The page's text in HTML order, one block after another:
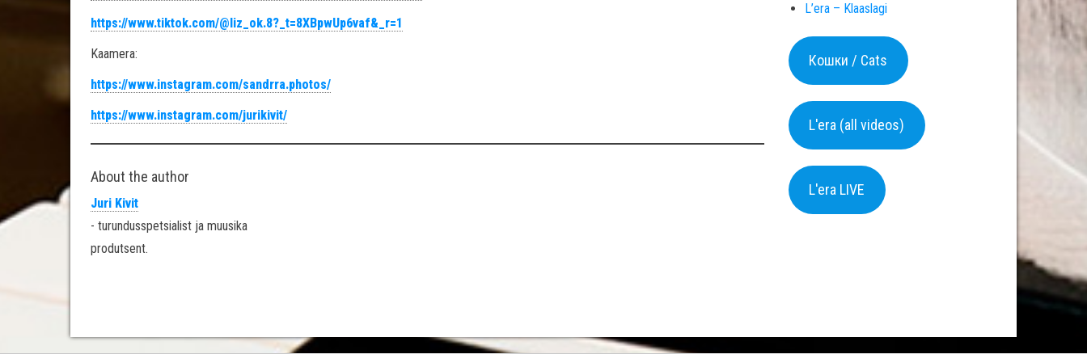
https://www.tiktok.com/@liz_ok.8?_t=8XBpwUp6vaf&_r=1
Kaamera:
https://www.instagram.com/sandrra.photos/
https://www.instagram.com/jurikivit/
About the author
Juri Kivit
- turundusspetsialist ja muusika
produtsent.
L’era – Klaaslagi
Кошки / Cats
L'era (all videos)
L'era LIVE